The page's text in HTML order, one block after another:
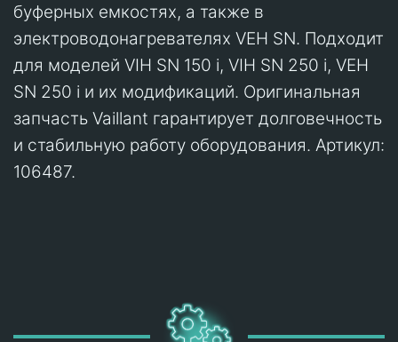
буферных емкостях, а также в
электроводонагревателях VEH SN. Подходит
для моделей VIH SN 150 i, VIH SN 250 i, VEH
SN 250 i и их модификаций. Оригинальная
запчасть Vaillant гарантирует долговечность
и стабильную работу оборудования. Артикул:
106487.